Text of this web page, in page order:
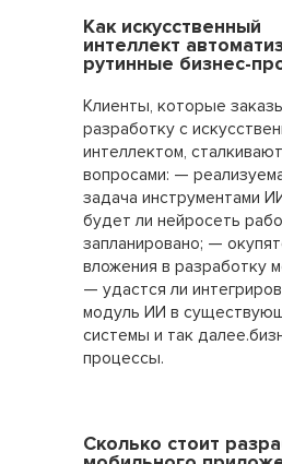
Как искусственный
интеллект
рутинные бизнес-
Клиенты, которые
разработку с
интеллектом,
вопросами: —
задача инструментами
будет ли нейросеть
запланировано; —
вложения в разработку
— удастся ли
модуль ИИ в
системы и так
процессы.
Сколько стоит